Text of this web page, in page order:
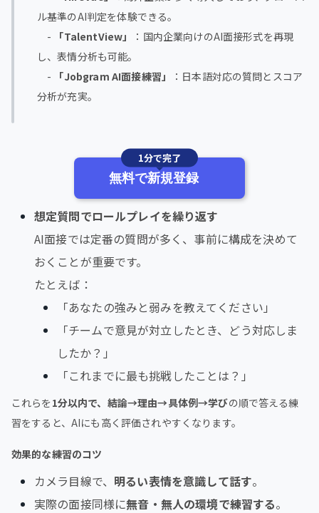
ル基準のAI判定を体験できる。
-
「TalentView」
：国内企業向けのAI面接形式を再現
し、表情分析も可能。
-
「Jobgram AI面接練習」
：日本語対応の質問とスコア
分析が充実。
1分で完了
無料で新規登録
想定質問でロールプレイを繰り返す
AI面接では定番の質問が多く、事前に構成を決めて
おくことが重要です。
たとえば：
「あなたの強みと弱みを教えてください」
「チームで意見が対立したとき、どう対応しま
したか？」
「これまでに最も挑戦したことは？」
これらを1分以内で、結論→理由→具体例→学びの順で答える練
習をすると、AIにも高く評価されやすくなります。
効果的な練習のコツ
カメラ目線で、 明るい表情を意識して話す。
実際の面接同様に無音・無人の環境で練習する。